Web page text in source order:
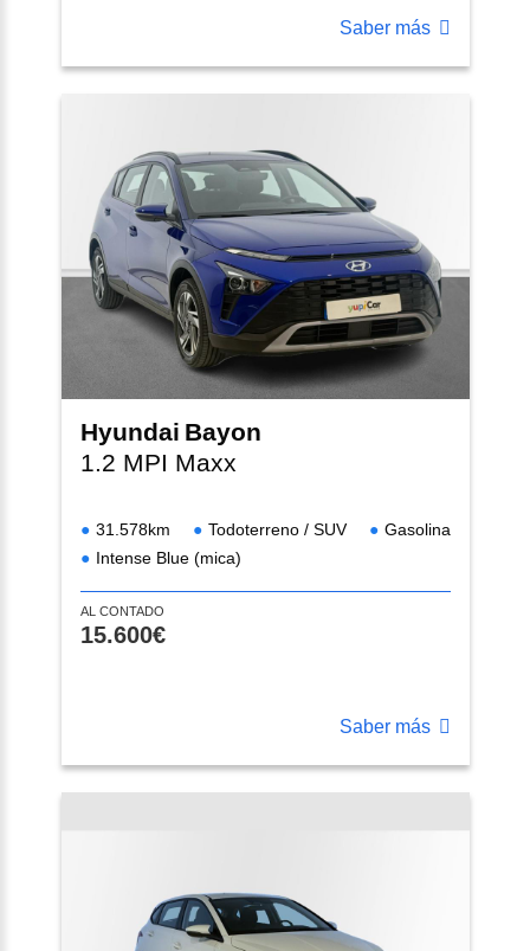
Saber más
Hyundai Bayon
1.2 MPI Maxx
31.578km Todoterreno / SUV
Gasolina
Intense Blue (mica)
AL CONTADO
15.600€
Saber más